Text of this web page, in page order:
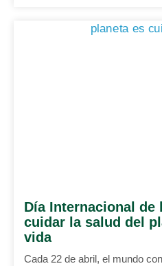
Día Internacional de
cuidar la salud del
vida
Cada 22 de abril, el mundo